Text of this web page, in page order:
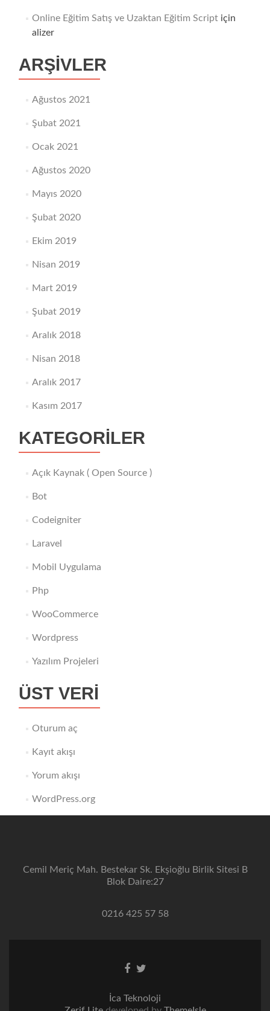
Online Eğitim Satış ve Uzaktan Eğitim Scriptiçin
alizer
ARŞIVLER
Ağustos 2021
Şubat 2021
Ocak 2021
Ağustos 2020
Mayıs 2020
Şubat 2020
Ekim 2019
Nisan 2019
Mart 2019
Şubat 2019
Aralık 2018
Nisan 2018
Aralık 2017
Kasım 2017
KATEGORILER
Açık Kaynak ( Open Source )
Bot
Codeigniter
Laravel
Mobil Uygulama
Php
WooCommerce
Wordpress
Yazılım Projeleri
ÜST VERI
Oturum aç
Kayıt akışı
Yorum akışı
WordPress.org
Cemil Meriç Mah. Bestekar Sk. Ekşioğlu Birlik Sitesi B
Blok Daire:27
0216 425 57 58
Facebook
Twitter
İca Teknoloji